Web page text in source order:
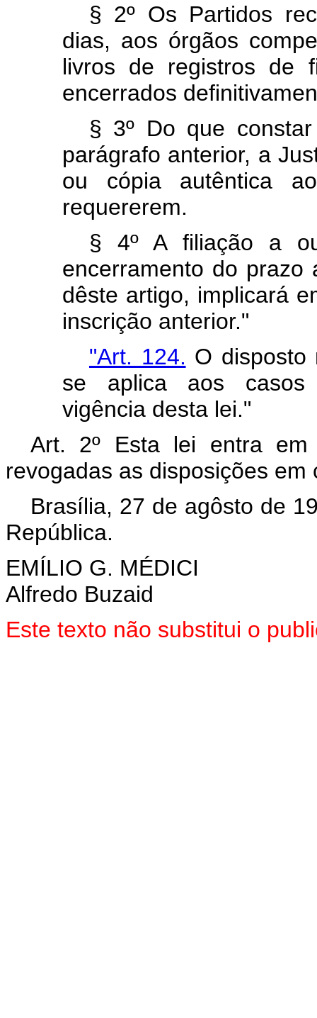
§ 2º Os Partidos
dias, aos órgãos
livros de registros de
encerrados
§ 3º Do que
parágrafo anterior, a
ou cópia autêntica
requererem.
§ 4º A filiação a
encerramento do prazo
dêste artigo, implicará
inscrição anterior."
"Art. 124. O disposto
se aplica aos casos
vigência desta lei."
Art. 2º Esta lei entra
revogadas as disposições em
Brasília, 27 de agôsto de
República.
EMÍLIO G. MÉDICI
Alfredo Buzaid
Este texto não substitui o